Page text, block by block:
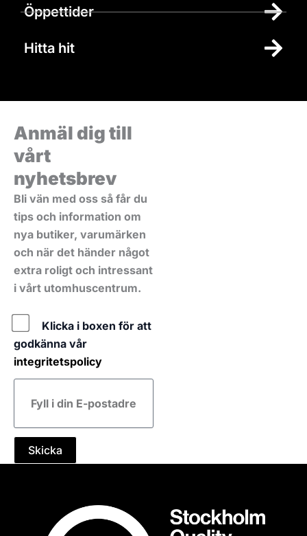
Öppettider
Hitta hit
Anmäl dig till
vårt
nyhetsbrev
Bli vän med oss så får du
tips och information om
nya butiker, varumärken
och när det händer något
extra roligt och intressant
i vårt utomhuscentrum.
Klicka i boxen för att
godkänna vår
integritetspolicy
E-
post
Skicka